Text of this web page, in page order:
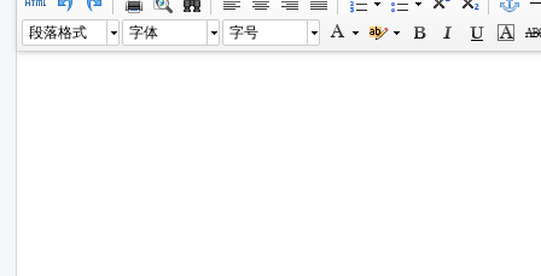
段落格式 字体 字号